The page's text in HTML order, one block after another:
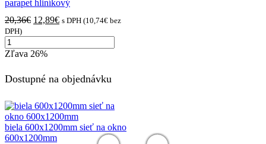
parapet hliníkový
20,36€ Pôvodná
20,36€.
12,89€Aktuálna
12,89€.
s DPH (10,74€ bez
DPH)
množstvo
Biela
parapet
Zľava 26%
Dostupné na objednávku
biela 600x1200mm sieť na okno
600x1200mm